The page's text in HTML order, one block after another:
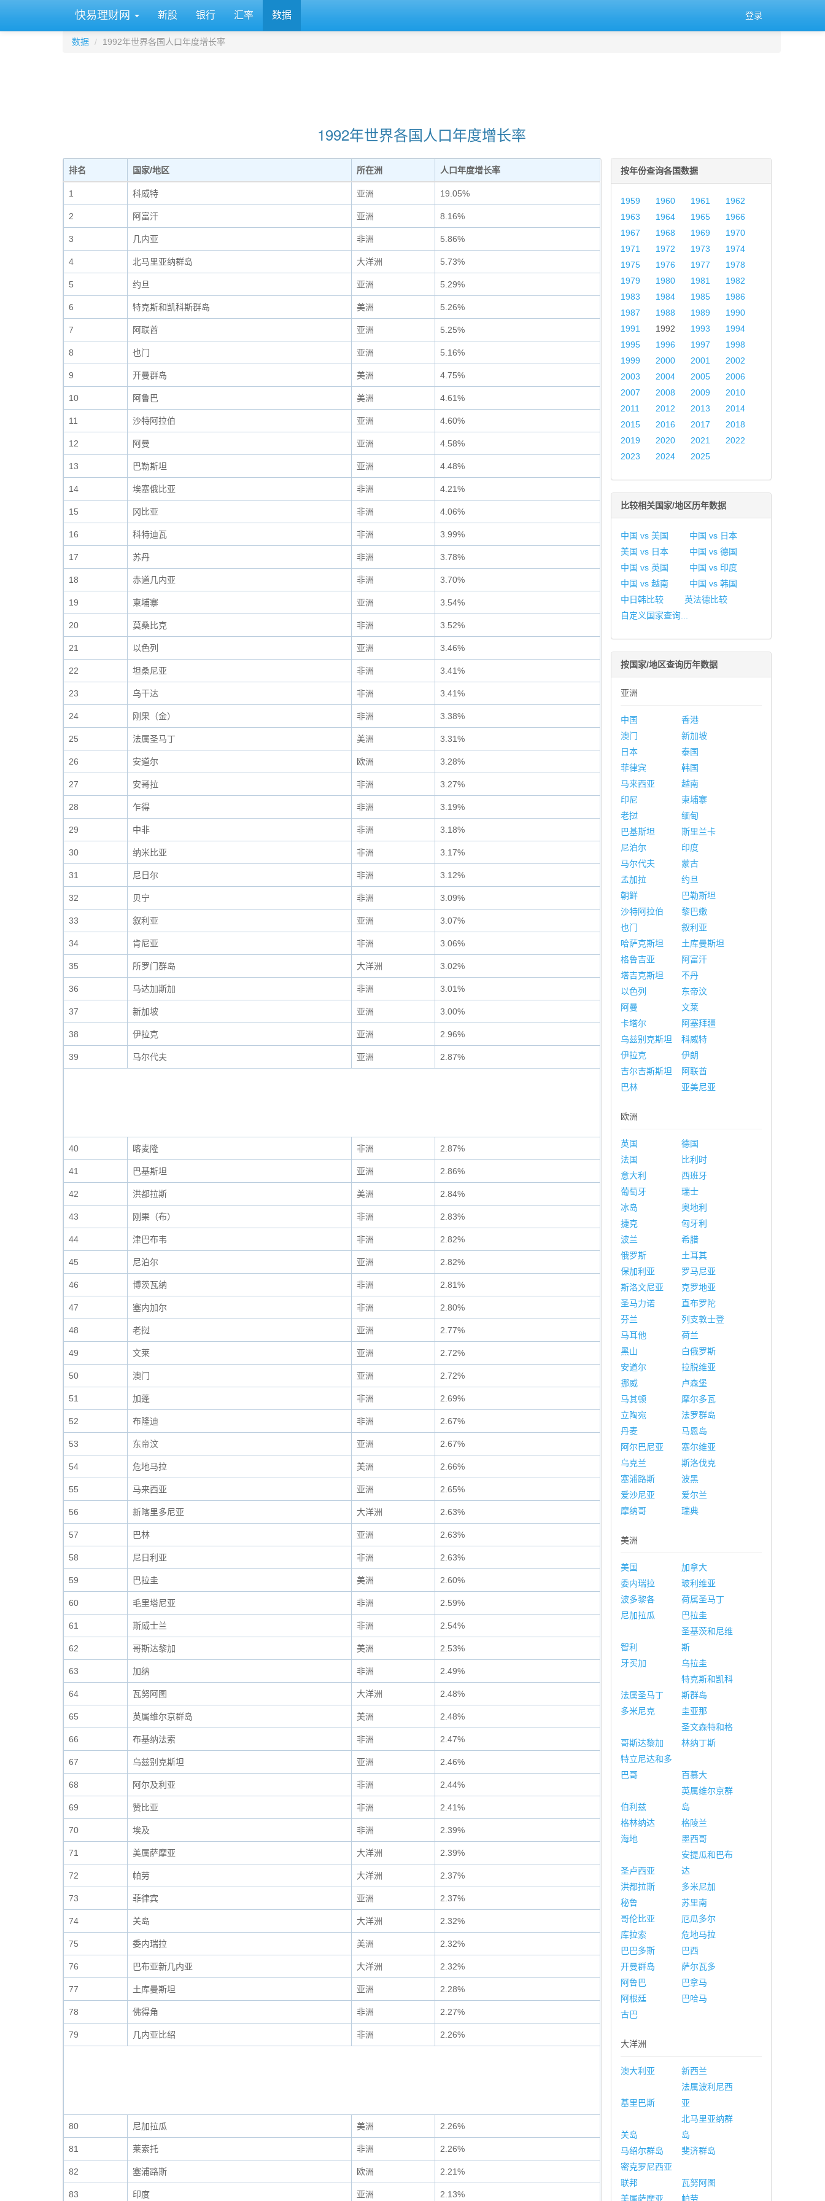
快易理财网 新股 银行 汇率 数据 登录
数据 1992年世界各国人口年度增长率
1992年世界各国人口年度增长率
排名 国家/地区 所在洲 人口年度增长率
1 科威特 亚洲 19.05%
2 阿富汗 亚洲 8.16%
3 几内亚 非洲 5.86%
4 北马里亚纳群岛 大洋洲 5.73%
5 约旦 亚洲 5.29%
6 特克斯和凯科斯群岛 美洲 5.26%
7 阿联酋 亚洲 5.25%
8 也门 亚洲 5.16%
9 开曼群岛 美洲 4.75%
10 阿鲁巴 美洲 4.61%
11 沙特阿拉伯 亚洲 4.60%
12 阿曼 亚洲 4.58%
13 巴勒斯坦 亚洲 4.48%
14 埃塞俄比亚 非洲 4.21%
15 冈比亚 非洲 4.06%
16 科特迪瓦 非洲 3.99%
17 苏丹 非洲 3.78%
18 赤道几内亚 非洲 3.70%
19 柬埔寨 亚洲 3.54%
20 莫桑比克 非洲 3.52%
21 以色列 亚洲 3.46%
22 坦桑尼亚 非洲 3.41%
23 乌干达 非洲 3.41%
24 刚果（金） 非洲 3.38%
25 法属圣马丁 美洲 3.31%
26 安道尔 欧洲 3.28%
27 安哥拉 非洲 3.27%
28 乍得 非洲 3.19%
29 中非 非洲 3.18%
30 纳米比亚 非洲 3.17%
31 尼日尔 非洲 3.12%
32 贝宁 非洲 3.09%
33 叙利亚 亚洲 3.07%
34 肯尼亚 非洲 3.06%
35 所罗门群岛 大洋洲 3.02%
36 马达加斯加 非洲 3.01%
37 新加坡 亚洲 3.00%
38 伊拉克 亚洲 2.96%
39 马尔代夫 亚洲 2.87%
40 喀麦隆 非洲 2.87%
41 巴基斯坦 亚洲 2.86%
42 洪都拉斯 美洲 2.84%
43 刚果（布） 非洲 2.83%
44 津巴布韦 非洲 2.82%
45 尼泊尔 亚洲 2.82%
46 博茨瓦纳 非洲 2.81%
47 塞内加尔 非洲 2.80%
48 老挝 亚洲 2.77%
49 文莱 亚洲 2.72%
50 澳门 亚洲 2.72%
51 加蓬 非洲 2.69%
52 布隆迪 非洲 2.67%
53 东帝汶 亚洲 2.67%
54 危地马拉 美洲 2.66%
55 马来西亚 亚洲 2.65%
56 新喀里多尼亚 大洋洲 2.63%
57 巴林 亚洲 2.63%
58 尼日利亚 非洲 2.63%
59 巴拉圭 美洲 2.60%
60 毛里塔尼亚 非洲 2.59%
61 斯威士兰 非洲 2.54%
62 哥斯达黎加 美洲 2.53%
63 加纳 非洲 2.49%
64 瓦努阿图 大洋洲 2.48%
65 英属维尔京群岛 美洲 2.48%
66 布基纳法索 非洲 2.47%
67 乌兹别克斯坦 亚洲 2.46%
68 阿尔及利亚 非洲 2.44%
69 赞比亚 非洲 2.41%
70 埃及 非洲 2.39%
71 美属萨摩亚 大洋洲 2.39%
72 帕劳 大洋洲 2.37%
73 菲律宾 亚洲 2.37%
74 关岛 大洋洲 2.32%
75 委内瑞拉 美洲 2.32%
76 巴布亚新几内亚 大洋洲 2.32%
77 土库曼斯坦 亚洲 2.28%
78 佛得角 非洲 2.27%
79 几内亚比绍 非洲 2.26%
80 尼加拉瓜 美洲 2.26%
81 莱索托 非洲 2.26%
82 塞浦路斯 欧洲 2.21%
83 印度 亚洲 2.13%
按年份查询各国数据
1959 1960 1961
1962
1963
1964 1965
1966
1967
1968 1969
1970
1971
1972 1973
1974
1975
1976 1977
1978
1979
1980 1981
1982
1983
1984 1985
1986
1987
1988 1989
1990
1991
1992 1993
1994
1995
1996 1997
1998
1999
2000 2001
2002
2003
2004 2005
2006
2007
2008 2009
2010
2011
2012 2013
2014
2015
2016 2017
2018
2019
2020 2021
2022
2023
2024 2025
比较相关国家/地区历年数据
中国 vs 美国
中国 vs 日本
美国 vs 日本
中国 vs 德国
中国 vs 英国
中国 vs 印度
中国 vs 越南
中国 vs 韩国
中日韩比较
英法德比较
自定义国家查询...
按国家/地区查询历年数据
亚洲
中国
香港
澳门
新加坡
日本
泰国
菲律宾
韩国
马来西亚
越南
印尼
柬埔寨
老挝
缅甸
巴基斯坦
斯里兰卡
尼泊尔
印度
马尔代夫
蒙古
孟加拉
约旦
朝鲜
巴勒斯坦
沙特阿拉伯
黎巴嫩
也门
叙利亚
哈萨克斯坦
土库曼斯坦
格鲁吉亚
阿富汗
塔吉克斯坦
不丹
以色列
东帝汶
阿曼
文莱
卡塔尔
阿塞拜疆
乌兹别克斯坦
科威特
伊拉克
伊朗
吉尔吉斯斯坦
阿联酋
巴林
亚美尼亚
欧洲
英国
德国
法国
比利时
意大利
西班牙
葡萄牙
瑞士
冰岛
奥地利
捷克
匈牙利
波兰
希腊
俄罗斯
土耳其
保加利亚
罗马尼亚
斯洛文尼亚
克罗地亚
圣马力诺
直布罗陀
芬兰
列支敦士登
马耳他
荷兰
黑山
白俄罗斯
安道尔
拉脱维亚
挪威
卢森堡
马其顿
摩尔多瓦
立陶宛
法罗群岛
丹麦
马恩岛
阿尔巴尼亚
塞尔维亚
乌克兰
斯洛伐克
塞浦路斯
波黑
爱沙尼亚
爱尔兰
摩纳哥
瑞典
美洲
美国
加拿大
委内瑞拉
玻利维亚
波多黎各
荷属圣马丁
尼加拉瓜
巴拉圭
智利
圣基茨和尼维
斯
牙买加
乌拉圭
法属圣马丁
特克斯和凯科
斯群岛
多米尼克
圭亚那
哥斯达黎加
圣文森特和格
林纳丁斯
特立尼达和多
巴哥
百慕大
伯利兹
英属维尔京群
岛
格林纳达
格陵兰
海地
墨西哥
圣卢西亚
安提瓜和巴布
达
洪都拉斯
多米尼加
秘鲁
苏里南
哥伦比亚
厄瓜多尔
库拉索
危地马拉
巴巴多斯
巴西
开曼群岛
萨尔瓦多
阿鲁巴
巴拿马
阿根廷
巴哈马
古巴
大洋洲
澳大利亚 新西兰
基里巴斯
法属波利尼西
亚
关岛
北马里亚纳群
岛
马绍尔群岛
斐济群岛
密克罗尼西亚
联邦
瓦努阿图
美属萨摩亚
帕劳